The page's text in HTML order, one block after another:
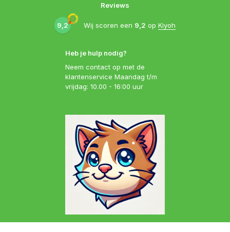
Heb je hulp nodig?
Neem contact op met de
klantenservice Maandag t/m
vrijdag: 10.00 - 16:00 uur
Reviews
9,2 Wij scoren een 9,2 op Kiyoh